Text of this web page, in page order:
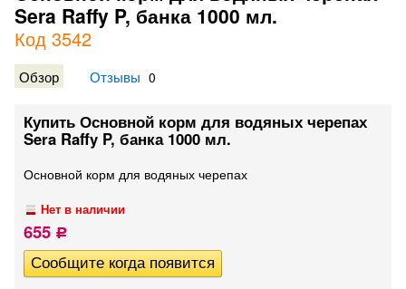
Sera Raffy P, банка 1000 мл.
Код 3542
Обзор Отзывы 0
Купить Основной корм для водяных черепах
Sera Raffy P, банка 1000 мл.
Основной корм для водяных черепах
Нет в наличии
655 Р